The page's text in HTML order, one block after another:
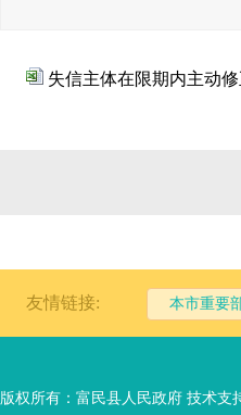
失信主体在限期内主动
友情链接: 本市重要
版权所有：富民县人民政府 技术支